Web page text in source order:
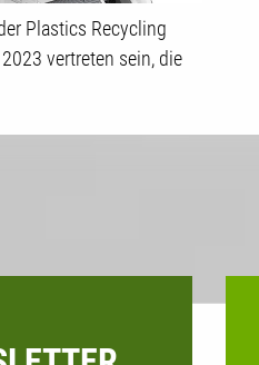
Plastics Recycling
vertreten sein, die